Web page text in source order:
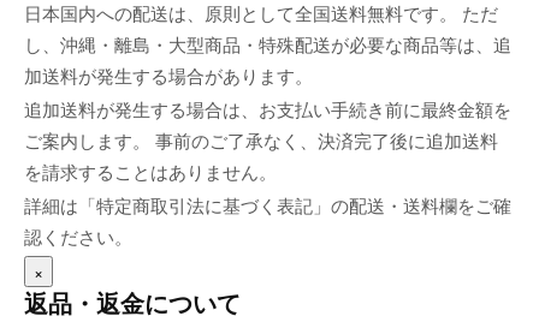
日本国内への配送は、原則として全国送料無料です。 ただ
し、沖縄・離島・大型商品・特殊配送が必要な商品等は、追
加送料が発生する場合があります。
追加送料が発生する場合は、お支払い手続き前に最終金額を
ご案内します。 事前のご了承なく、決済完了後に追加送料
を請求することはありません。
詳細は「特定商取引法に基づく表記」の配送・送料欄をご確
認ください。
×
返品・返金について